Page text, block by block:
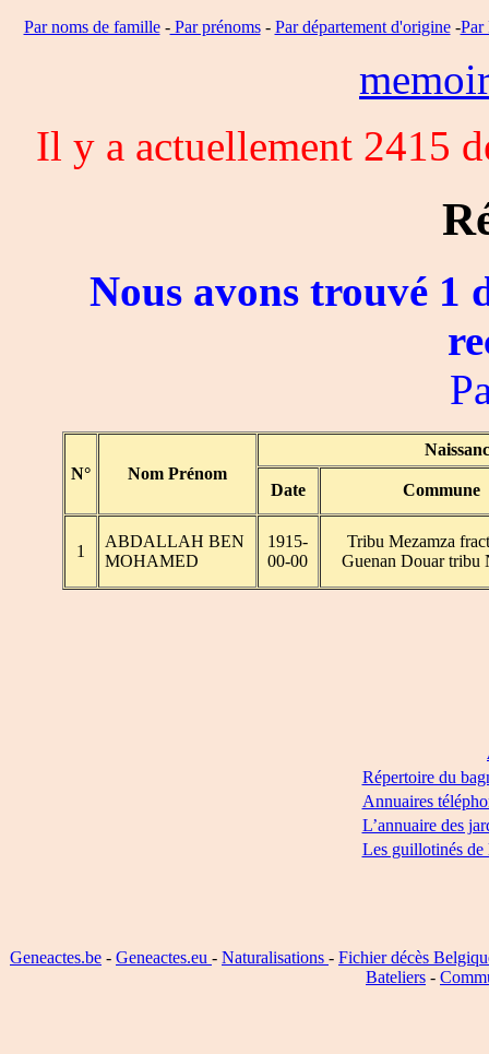
Par noms de famille-Par prénoms- Par département d'origine-Par
Il y a actuellement 2415
Nous avons trouvé 1
N° Nom Prénom
Date Commune
1
ABDALLAH BEN
MOHAMED
1915-
00-00
Tribu Mezamza
Guenan Douar tribu
Répertoire du
Annuaires
L’annuaire des
Les guillotinés de
Geneactes.be - Geneactes.eu - Naturalisations - Fichier décès
Bateliers -